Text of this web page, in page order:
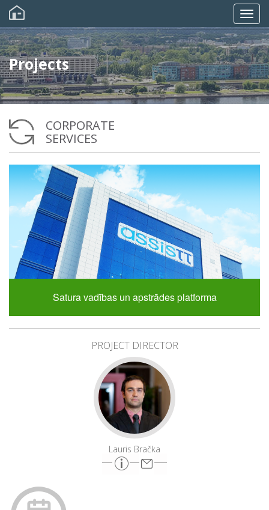
Skip
main
content
Projects
CORPORATE
SERVICES
Satura vadības un apstrādes platforma
PROJECT DIRECTOR
Lauris Bračka